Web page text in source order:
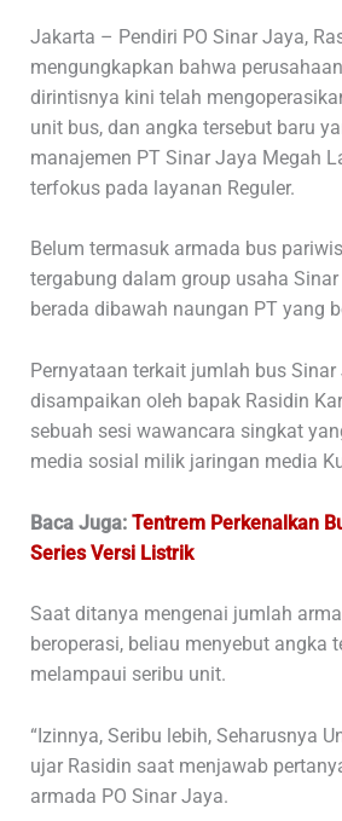
Jakarta – Pendiri PO Sinar Jaya,
mengungkapkan bahwa
dirintisnya kini telah
unit bus, dan angka tersebut baru
manajemen PT Sinar Jaya Megah
terfokus pada layanan Reguler.
Belum termasuk armada bus
tergabung dalam group usaha
berada dibawah naungan PT yang
Pernyataan terkait jumlah bus Sinar
disampaikan oleh bapak Rasidin
sebuah sesi wawancara singkat
media sosial milik jaringan media
Baca Juga: Tentrem Perkenalkan
Series Versi Listrik
Saat ditanya mengenai jumlah
beroperasi, beliau menyebut angka
melampaui seribu unit.
“Izinnya, Seribu lebih, Seharusnya
ujar Rasidin saat menjawab
armada PO Sinar Jaya.